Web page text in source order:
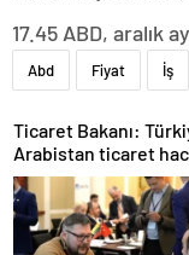
17.45 ABD, aralık
Abd Fiyat İş
Ticaret Bakanı:
Arabistan ticaret
artacak